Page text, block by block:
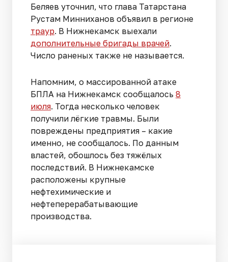
Беляев уточнил, что глава Татарстана
Рустам Минниханов объявил в регионе
траур. В Нижнекамск выехали
дополнительные бригады врачей.
Число раненых также не называется.
Напомним, о массированной атаке
БПЛА на Нижнекамск сообщалось 8
июля. Тогда несколько человек
получили лёгкие травмы. Были
повреждены предприятия – какие
именно, не сообщалось. По данным
властей, обошлось без тяжёлых
последствий. В Нижнекамске
расположены крупные
нефтехимические и
нефтеперерабатывающие
производства.